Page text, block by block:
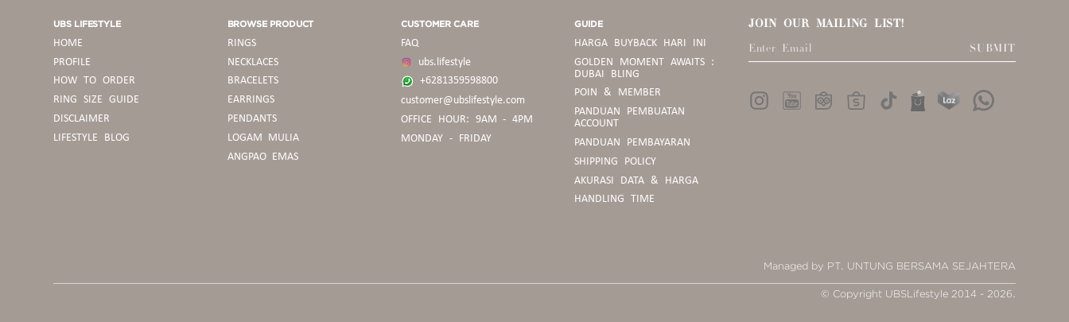
UBS LIFESTYLE
HOME
PROFILE
HOW TO ORDER
RING SIZE GUIDE
DISCLAIMER
LIFESTYLE BLOG
BROWSE PRODUCT
RINGS
NECKLACES
BRACELETS
EARRINGS
PENDANTS
LOGAM MULIA
ANGPAO EMAS
CUSTOMER CARE
FAQ
ubs.lifestyle
+6281359598800
customer@ubslifestyle.com
OFFICE HOUR: 9AM - 4PM
MONDAY - FRIDAY
GUIDE
HARGA BUYBACK HARI INI
GOLDEN MOMENT AWAITS :
DUBAI BLING
POIN & MEMBER
PANDUAN
BELANJA
PANDUAN PEMBUATAN
ACCOUNT
PANDUAN PEMBAYARAN
SHIPPING POLICY
PEDOMAN
BUYBACK
AKURASI DATA & HARGA
HANDLING TIME
JOIN OUR MAILING LIST!
SUBMIT
Managed by PT. UNTUNG BERSAMA SEJAHTERA
© Copyright UBSLifestyle 2014 - 2026.